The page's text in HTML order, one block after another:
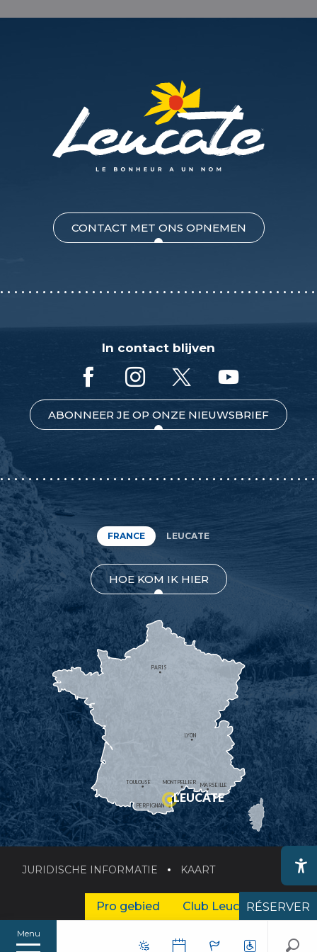
Menu
CONTACT MET ONS OPNEMEN
In contact blijven
ABONNEER JE OP ONZE NIEUWSBRIEF
FRANCE LEUCATE
HOE KOM IK HIER
MONTPELLIER
PERPIGNAN
MARSEILLE
TOULOUSE
LYON
PARIS
LEUCATE
JURIDISCHE INFORMATIE KAART
Pro gebied Club Leucate Zakelijk
RÉSERVER